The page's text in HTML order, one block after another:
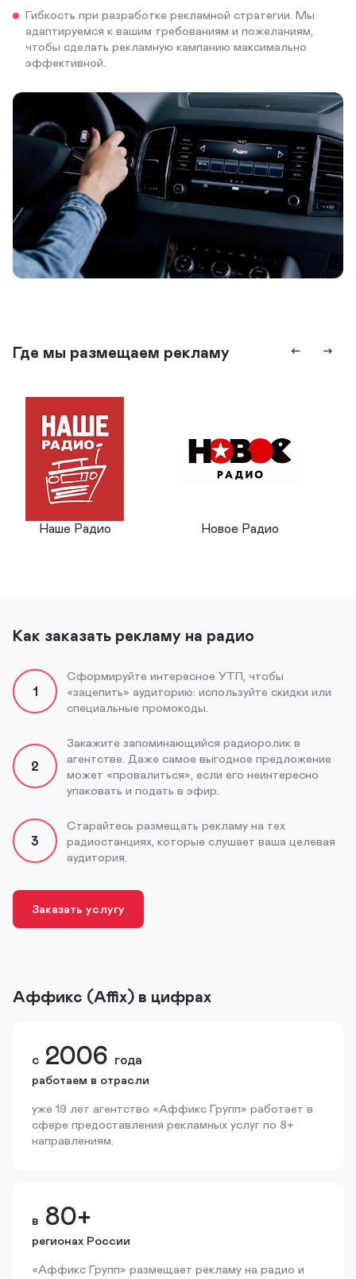
Гибкость при разработке рекламной стратегии. Мы
адаптируемся к вашим требованиям и пожеланиям,
чтобы сделать рекламную кампанию максимально
эффективной.
Где мы размещаем рекламу
Наше Радио Новое Радио
Как заказать рекламу на радио
1
Сформируйте интересное УТП, чтобы
«зацепить» аудиторию: используйте скидки или
специальные промокоды.
2
Закажите запоминающийся радиоролик в
агентстве. Даже самое выгодное предложение
может «провалиться», если его неинтересно
упаковать и подать в эфир.
3
Старайтесь размещать рекламу на тех
радиостанциях, которые слушает ваша целевая
аудитория.
Заказать услугу
Аффикс (Affix) в цифрах
с 2006 года
работаем в отрасли
уже 19 лет агентство «Аффикс Групп» работает в
сфере предоставления рекламных услуг по 8+
направлениям.
в 80+
регионах России
«Аффикс Групп» размещает рекламу на радио и